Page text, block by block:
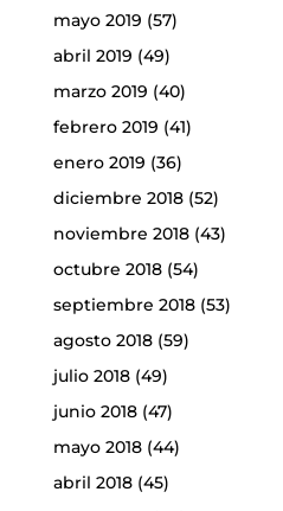
mayo 2019 (57)
abril 2019 (49)
marzo 2019 (40)
febrero 2019 (41)
enero 2019 (36)
diciembre 2018(52)
noviembre 2018(43)
octubre 2018(54)
septiembre 2018(53)
agosto 2018(59)
julio 2018(49)
junio 2018(47)
mayo 2018(44)
abril 2018(45)